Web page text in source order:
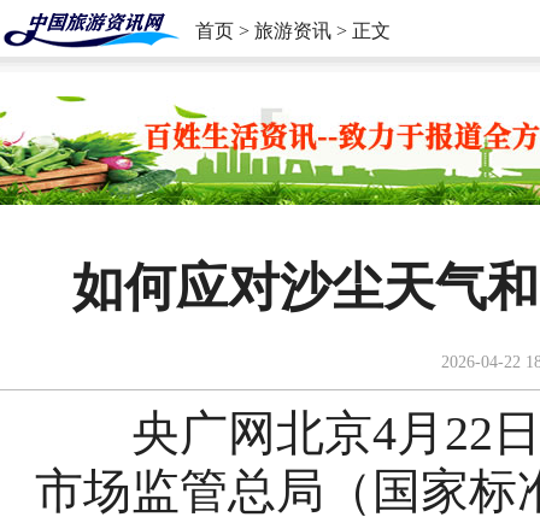
首页 > 旅游资讯 > 正文
如何应对沙尘天气
2026-04-22
央广网北京4月22日
市场监管总局（国家标